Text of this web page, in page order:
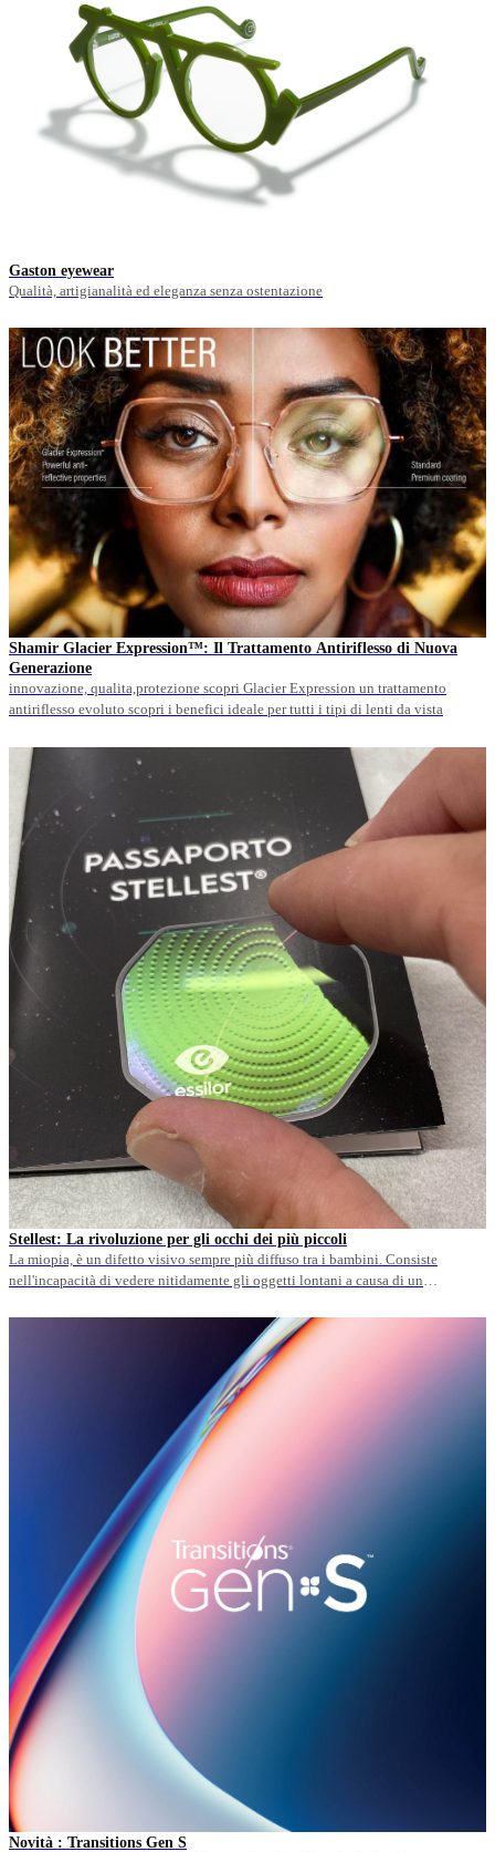
Gaston eyewear
Qualità, artigianalità ed eleganza senza ostentazione
Shamir Glacier Expression™: Il Trattamento Antiriflesso di Nuova
Generazione
innovazione, qualita,protezione scopri Glacier Expression un trattamento
antiriflesso evoluto scopri i benefici ideale per tutti i tipi di lenti da vista
Stellest: La rivoluzione per gli occhi dei più piccoli
La miopia, è un difetto visivo sempre più diffuso tra i bambini. Consiste
nell'incapacità di vedere nitidamente gli oggetti lontani a causa di un
può peggiorare nel tempo, portando a complicazioni più gravi in età adulta.
Stellest: una soluzione innovativa Per fortuna, la ricerca scientifica&hellip;
Novità : Transitions Gen S